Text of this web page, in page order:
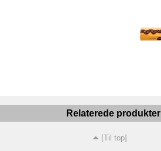
Relaterede produkter
[Til top]